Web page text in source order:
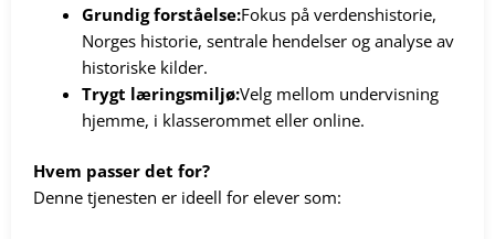
Grundig forståelse:Fokus på verdenshistorie,
Norges historie, sentrale hendelser og analyse av
historiske kilder.
Trygt læringsmiljø:Velg mellom undervisning
hjemme, i klasserommet eller online.
Hvem passer det for?
Denne tjenesten er ideell for elever som: